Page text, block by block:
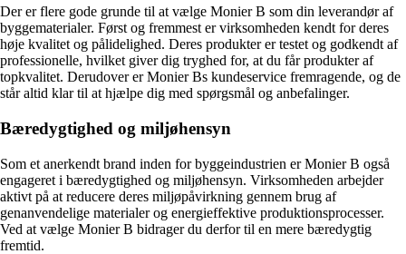
Der er flere gode grunde til at vælge Monier B som din leverandør af
byggematerialer. Først og fremmest er virksomheden kendt for deres
høje kvalitet og pålidelighed. Deres produkter er testet og godkendt af
professionelle, hvilket giver dig tryghed for, at du får produkter af
topkvalitet. Derudover er Monier Bs kundeservice fremragende, og de
står altid klar til at hjælpe dig med spørgsmål og anbefalinger.
Bæredygtighed og miljøhensyn
Som et anerkendt brand inden for byggeindustrien er Monier B også
engageret i bæredygtighed og miljøhensyn. Virksomheden arbejder
aktivt på at reducere deres miljøpåvirkning gennem brug af
genanvendelige materialer og energieffektive produktionsprocesser.
Ved at vælge Monier B bidrager du derfor til en mere bæredygtig
fremtid.